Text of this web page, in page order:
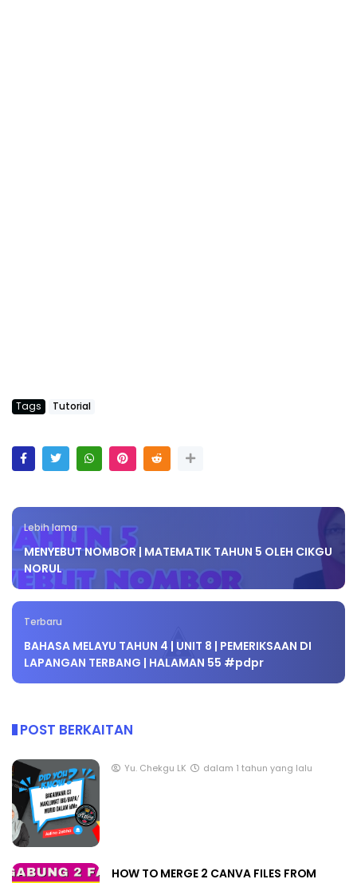
Tags Tutorial
Lebih lama
MENYEBUT NOMBOR | MATEMATIK TAHUN 5 OLEH CIKGU
NORUL
Terbaru
BAHASA MELAYU TAHUN 4 | UNIT 8 | PEMERIKSAAN DI
LAPANGAN TERBANG | HALAMAN 55 #pdpr
POST BERKAITAN
Yu. Chekgu LK dalam 1 tahun yang lalu
HOW TO MERGE 2 CANVA FILES FROM